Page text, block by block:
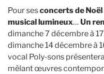
Pour sesconcerts de
musical lumineux… Un
dimanche 7 décembre à
dimanche 14 décembre à
vocal Poly-sons
mêlant œuvres